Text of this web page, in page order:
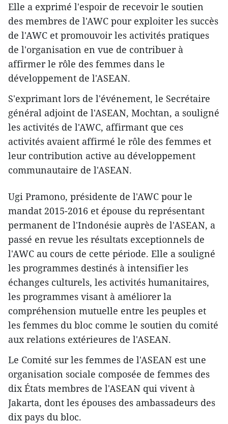
Elle a exprimé ​l'espoir de recevoir le soutien
des membres de l'AWC pour ​exploiter les succès
de l'AWC et promouvoir les activités pratiques
de l'organisation en vue de contribu​er à
affirmer le rôle des femmes dans le
développement de l'ASEAN.
S'exprimant lors de l'événement, le Secrétaire
général adjoint de l'ASEAN, Mochtan, a souligné
les activités de l'AWC, affirmant que ces
activités avaient affirmé le rôle des femmes et
leur contribution active au développement
communautaire de l'ASEAN.
Ugi Pramono, présidente de l'AWC pour le
mandat 2015-2016 et épouse du représentant
permanent de l'Indonésie auprès de l'ASEAN, a
passé en revue les résultats exceptionnels de
l'AWC au cours de ​cette période. Elle a souligné
les programmes ​destinés à ​intensifier les
échanges culturels, les activités humanitaires,
les programmes visant à améliorer la
compréhension mutuelle entre les peuples et
les femmes du bloc comme le soutien du comité
aux relations extérieures de l'ASEAN.
Le Comité sur les femmes de l'ASEAN est une
organisation sociale composée de femmes des
dix États membres de l'ASEAN qui vivent à
Jakarta, ​dont les épouses des ambassadeurs des
dix pays du bloc.